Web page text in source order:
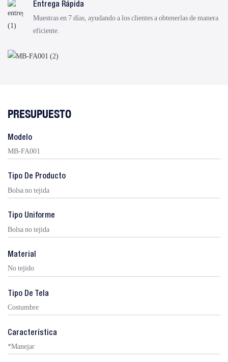
Entrega Rápida
Muestras en 7 días, ayudando a los clientes a obtenerlas de manera
eficiente.
PRESUPUESTO
Modelo
MB-FA001
Tipo De Producto
Bolsa no tejida
Tipo Uniforme
Bolsa no tejida
Material
No tejido
Tipo De Tela
Costumbre
Característica
*Manejar